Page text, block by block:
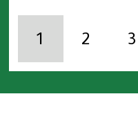
1 2 3